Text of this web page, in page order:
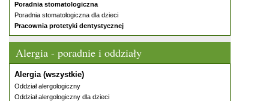
Poradnia stomatologiczna
Poradnia stomatologiczna dla dzieci
Pracownia protetyki dentystycznej
Alergia - poradnie i oddziały
Alergia (wszystkie)
Oddział alergologiczny
Oddział alergologiczny dla dzieci